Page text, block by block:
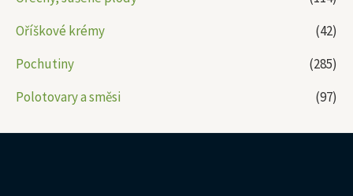
Oříškové krémy
(42)
Pochutiny
(285)
Polotovary a směsi
(97)